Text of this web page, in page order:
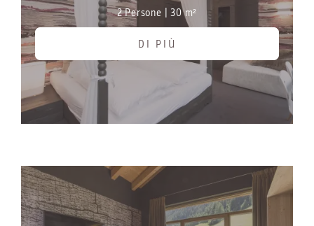
2 Persone |30 m²
DI PIÙ